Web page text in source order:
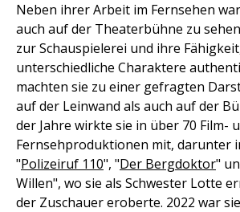
Neben ihrer Arbeit im Fernsehen
auch auf der Theaterbühne zu
zur Schauspielerei und ihre
unterschiedliche Charaktere
machten sie zu einer gefragten
auf der Leinwand als auch auf der
der Jahre wirkte sie in über 70 Film-
Fernsehproduktionen mit, darunter
"Polizeiruf 110", "Der Bergdoktor"
Willen", wo sie als Schwester Lotte
der Zuschauer eroberte. 2022 war